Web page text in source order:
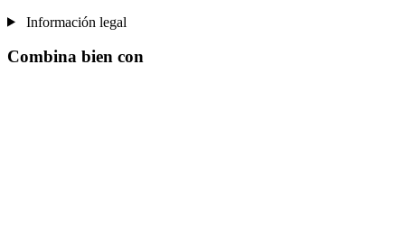
Información legal
Combina bien con